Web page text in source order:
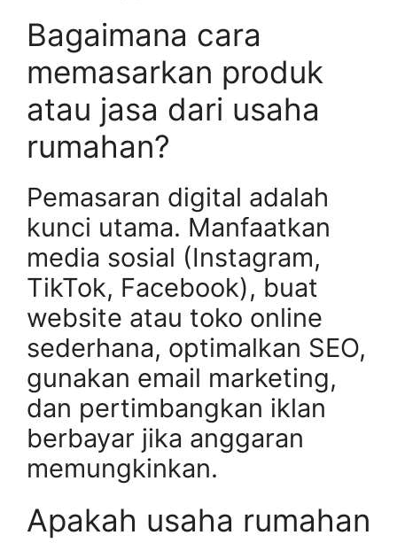
Bagaimana cara
memasarkan produk
atau jasa dari usaha
rumahan?
Pemasaran digital adalah
kunci utama. Manfaatkan
media sosial (Instagram,
TikTok, Facebook), buat
website atau toko online
sederhana, optimalkan SEO,
gunakan email marketing,
dan pertimbangkan iklan
berbayar jika anggaran
memungkinkan.
Apakah usaha rumahan